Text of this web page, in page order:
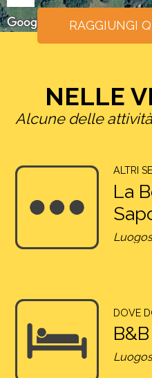
Keyboard
RAGGIUNGI
NELLE
Alcune delle
ALTRI
La
DOVE